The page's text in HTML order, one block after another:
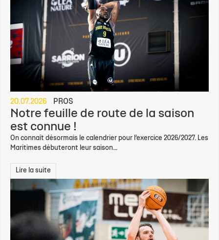
20.07.2026 PROS
Notre feuille de route de la saison
est connue !
On connaît désormais le calendrier pour l’exercice 2026/2027. Les
Maritimes débuteront leur saison...
Lire la suite